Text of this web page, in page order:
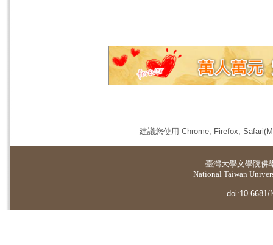
建議您使用 Chrome, Firefox,
臺灣大學文學院佛
National Taiwan
doi:10.6681/